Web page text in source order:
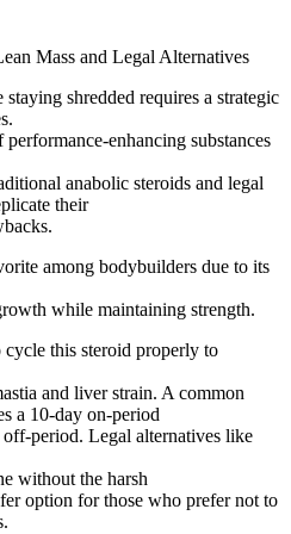
Mass and Legal Alternatives
shredded requires a strategic
enhancing substances
anabolic steroids and legal
their
among bodybuilders due to its
while maintaining strength.
cycle this steroid properly to
and liver strain. A common
a 10-day on-period
period. Legal alternatives like
without the harsh
option for those who prefer not to